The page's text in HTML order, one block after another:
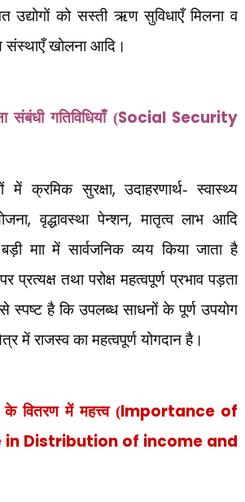
उद्योगों को सस्ती ऋण सुविधाएँ मिलना व
संस्थाएँ खोलना आदि।
संबंधी गतिविधियाँ (Social Security
में क्रमिक सुरक्षा,उदाहरणार्थ- स्वास्थ्य
,वृद्धावस्था पेन्शन,मातृत्व लाभ आदि
माा में सार्वजनिक व्यय किया जाता है
प्रत्यक्ष तथा परोक्ष महत्वपूर्ण प्रभाव पड़ता
स्पष्ट है कि उपलब्ध साधनों के पूर्ण उपयोग
में राजस्व का महत्वपूर्ण योगदान है।
वितरण में महत्त्व (Importance of
in Distribution of income and